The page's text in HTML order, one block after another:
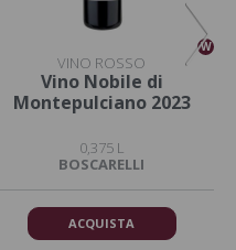
W
VINO ROSSO
Vino Nobile di
Montepulciano 2023
0,375 L
BOSCARELLI
ACQUISTA